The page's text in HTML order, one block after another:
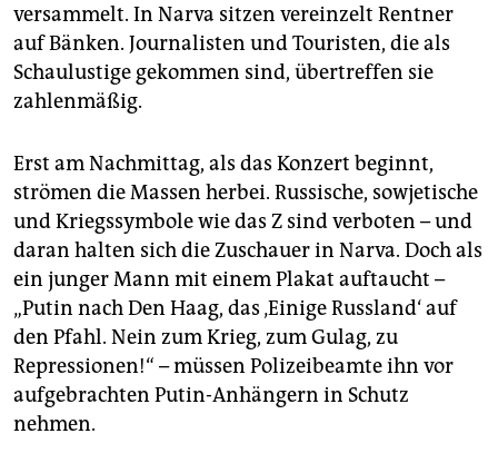
versammelt. In Narva sitzen vereinzelt Rentner
auf Bänken. Journalisten und Touristen, die als
Schaulustige gekommen sind, übertreffen sie
zahlenmäßig.
Erst am Nachmittag, als das Konzert beginnt,
strömen die Massen herbei. Russische, sowjetische
und Kriegssymbole wie das Z sind verboten – und
daran halten sich die Zuschauer in Narva. Doch als
ein junger Mann mit einem Plakat auftaucht –
„Putin nach Den Haag, das ‚Einige Russland‘ auf
den Pfahl. Nein zum Krieg, zum Gulag, zu
Repressionen!“ – müssen Polizeibeamte ihn vor
aufgebrachten Putin-Anhängern in Schutz
nehmen.